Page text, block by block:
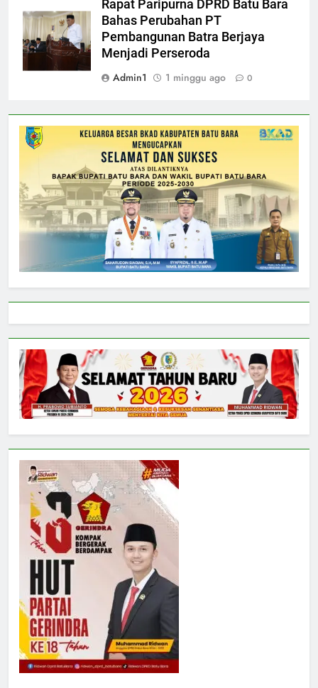
Rapat Paripurna DPRD Batu Bara
Bahas Perubahan PT
Pembangunan Batra Berjaya
Menjadi Perseroda
Admin1
1 minggu ago 0